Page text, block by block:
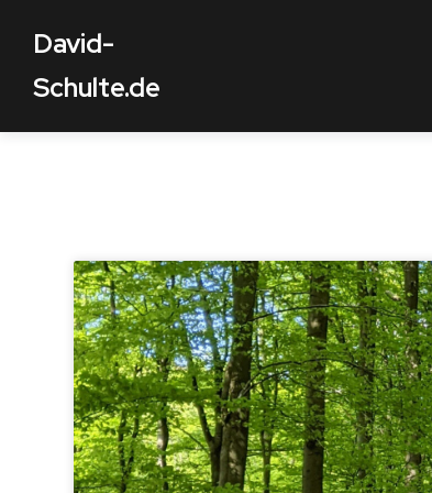
David-
Schulte.de